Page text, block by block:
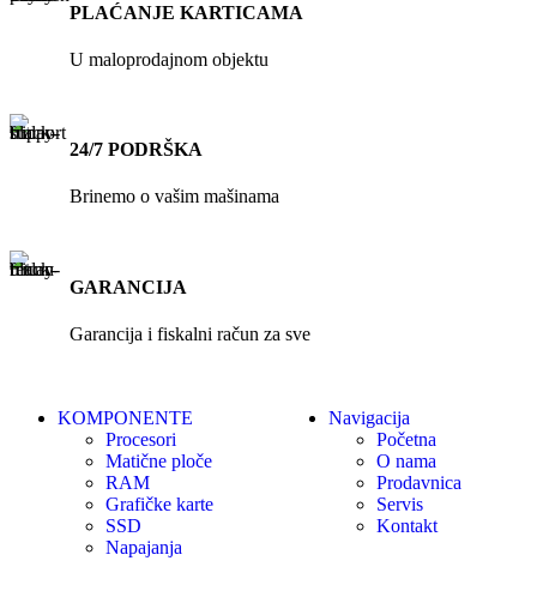
PLAĆANJE KARTICAMA
U maloprodajnom objektu
24/7 PODRŠKA
Brinemo o vašim mašinama
GARANCIJA
Garancija i fiskalni račun za sve
KOMPONENTE
Procesori
Matične ploče
RAM
Grafičke karte
SSD
Napajanja
Navigacija
Početna
O nama
Prodavnica
Servis
Kontakt